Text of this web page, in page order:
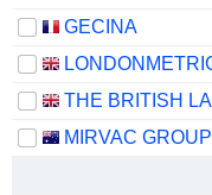
GECINA
MIRVAC GROUP